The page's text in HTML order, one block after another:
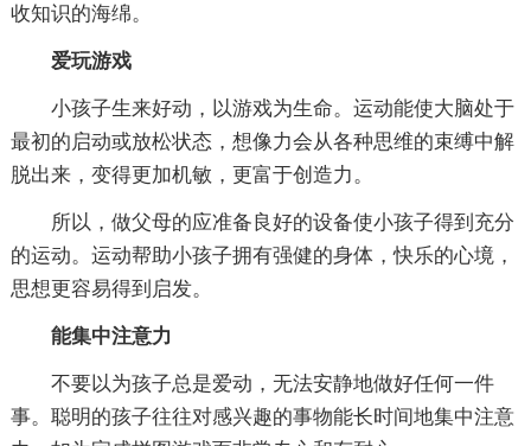
收知识的海绵。
爱玩游戏
小孩子生来好动，以游戏为生命。运动能使大脑处于
最初的启动或放松状态，想像力会从各种思维的束缚中解
脱出来，变得更加机敏，更富于创造力。
所以，做父母的应准备良好的设备使小孩子得到充分
的运动。运动帮助小孩子拥有强健的身体，快乐的心境，
思想更容易得到启发。
能集中注意力
不要以为孩子总是爱动，无法安静地做好任何一件
事。聪明的孩子往往对感兴趣的事物能长时间地集中注意